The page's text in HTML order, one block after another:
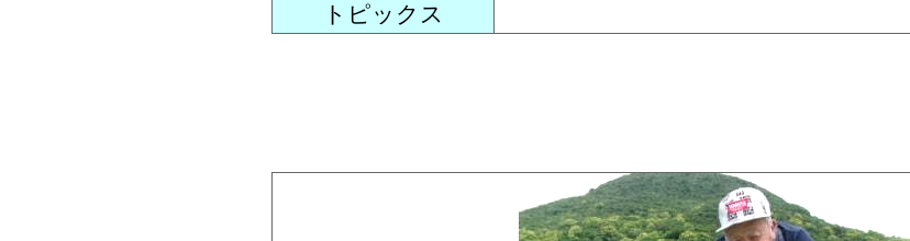
トピックス